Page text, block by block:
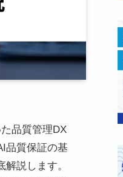
品質管理DX
品質保証の基
説します。